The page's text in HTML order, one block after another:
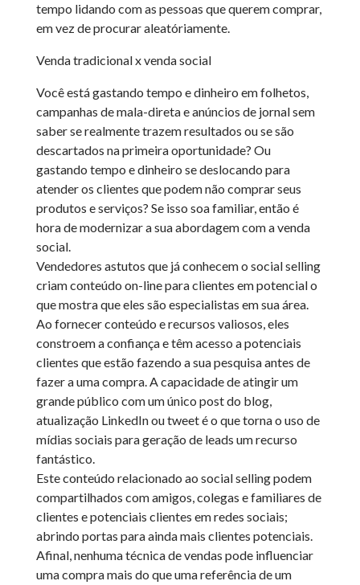
tempo lidando com as pessoas que querem comprar,
em vez de procurar aleatóriamente.
Venda tradicional x venda social
Você está gastando tempo e dinheiro em folhetos,
campanhas de mala-direta e anúncios de jornal sem
saber se realmente trazem resultados ou se são
descartados na primeira oportunidade? Ou
gastando tempo e dinheiro se deslocando para
atender os clientes que podem não comprar seus
produtos e serviços? Se isso soa familiar, então é
hora de modernizar a sua abordagem com a venda
social.
Vendedores astutos que já conhecem o social selling
criam conteúdo on-line para clientes em potencial o
que mostra que eles são especialistas em sua área.
Ao fornecer conteúdo e recursos valiosos, eles
constroem a confiança e têm acesso a potenciais
clientes que estão fazendo a sua pesquisa antes de
fazer a uma compra. A capacidade de atingir um
grande público com um único post do blog,
atualização LinkedIn ou tweet é o que torna o uso de
mídias sociais para geração de leads um recurso
fantástico.
Este conteúdo relacionado ao social selling podem
compartilhados com amigos, colegas e familiares de
clientes e potenciais clientes em redes sociais;
abrindo portas para ainda mais clientes potenciais.
Afinal, nenhuma técnica de vendas pode influenciar
uma compra mais do que uma referência de um